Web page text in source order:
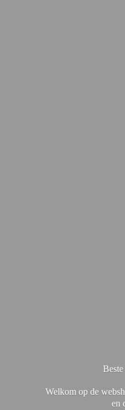
Welkom op de
en